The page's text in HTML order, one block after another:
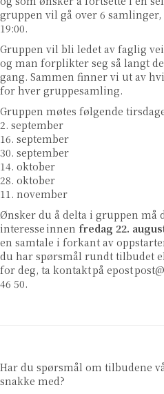
gruppen vil gå over 6
19:00.
Gruppen vil bli ledet av faglig
og man forplikter seg så langt
gang. Sammen finner vi ut av
for hver gruppesamling.
Gruppen møtes følgende
2. september
16. september
30. september
14. oktober
28. oktober
11. november
Ønsker du å delta i gruppen må
interesse innen fredag 22.
en samtale i forkant av
du har spørsmål rundt tilbudet
for deg, ta kontaktpå epost
46 50.
Har du spørsmål om tilbudene
snakke med?